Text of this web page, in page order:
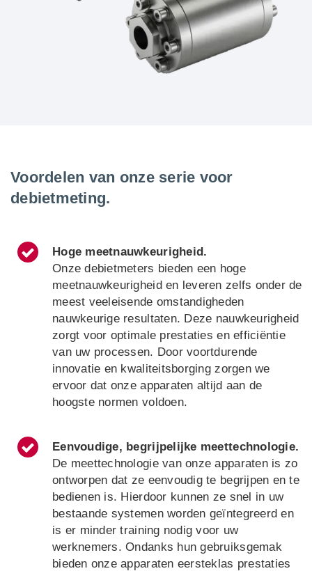
Voordelen van onze serie voor
debietmeting.
Hoge meetnauwkeurigheid.
Onze debietmeters bieden een hoge
meetnauwkeurigheid en leveren zelfs onder de
meest veeleisende omstandigheden
nauwkeurige resultaten. Deze nauwkeurigheid
zorgt voor optimale prestaties en efficiëntie
van uw processen. Door voortdurende
innovatie en kwaliteitsborging zorgen we
ervoor dat onze apparaten altijd aan de
hoogste normen voldoen.
Eenvoudige, begrijpelijke meettechnologie.
De meettechnologie van onze apparaten is zo
ontworpen dat ze eenvoudig te begrijpen en te
bedienen is. Hierdoor kunnen ze snel in uw
bestaande systemen worden geïntegreerd en
is er minder training nodig voor uw
werknemers. Ondanks hun gebruiksgemak
bieden onze apparaten eersteklas prestaties